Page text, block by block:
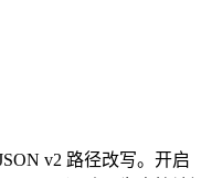
v2 路径改写。开启